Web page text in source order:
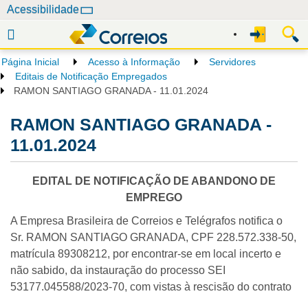
e
g
a
Acessibilidade
Página Inicial Acesso à Informação
Servidores
Editais de Notificação Empregados
RAMON SANTIAGO GRANADA - 11.01.2024
RAMON SANTIAGO GRANADA -
11.01.2024
EDITAL DE NOTIFICAÇÃO DE ABANDONO DE
EMPREGO
A Empresa Brasileira de Correios e Telégrafos notifica o
Sr. RAMON SANTIAGO GRANADA, CPF 228.572.338-50,
matrícula 89308212, por encontrar-se em local incerto e
não sabido, da instauração do processo SEI
53177.045588/2023-70, com vistas à rescisão do contrato